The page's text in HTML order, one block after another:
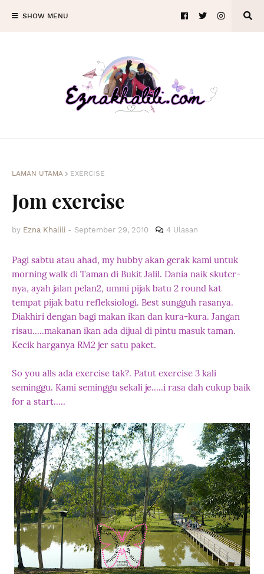
SHOW MENU
LAMAN UTAMA EXERCISE
Jom exercise
by Ezna Khalili - September 29, 2010 4 Ulasan
Pagi sabtu atau ahad, my hubby akan gerak kami untuk
morning walk di Taman di Bukit Jalil. Dania naik skuter-
nya, ayah jalan pelan2, ummi pijak batu 2 round kat
tempat pijak batu refleksiologi. Best sungguh rasanya.
Diakhiri dengan bagi makan ikan dan kura-kura. Jangan
risau.....makanan ikan ada dijual di pintu masuk taman.
Kecik harganya RM2 jer satu paket.
So you alls ada exercise tak?. Patut exercise 3 kali
seminggu. Kami seminggu sekali je.....i rasa dah cukup baik
for a start.....